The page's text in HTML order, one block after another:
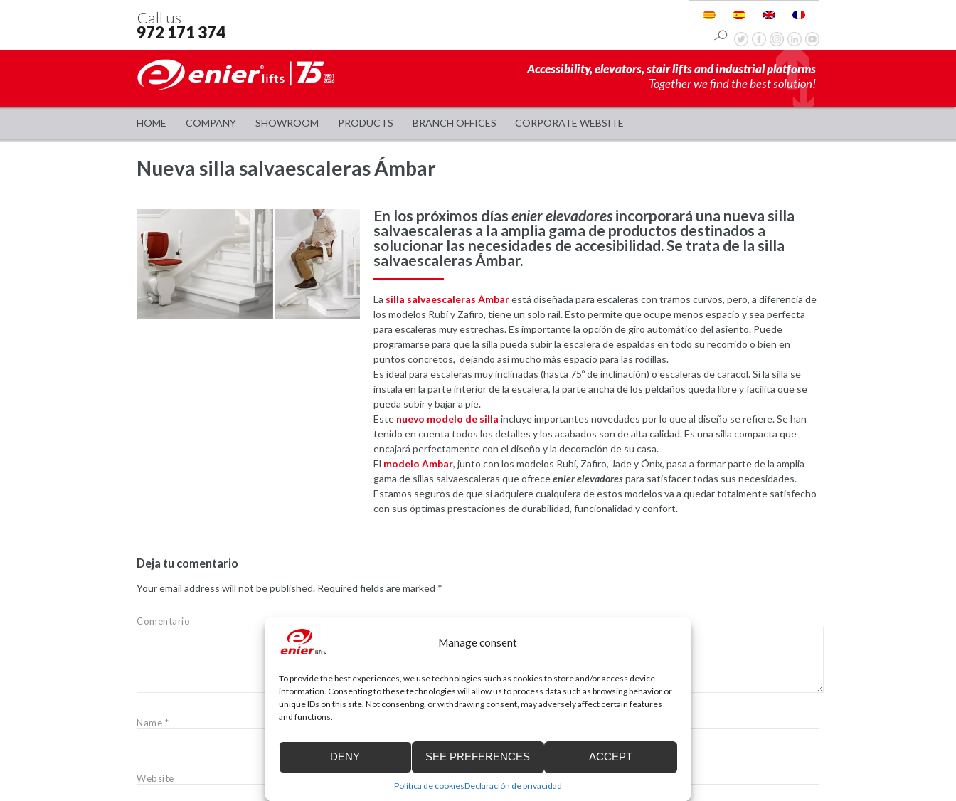
Manage consent
To provide the best experiences, we use technologies such as cookies to store and/or access device
information. Consenting to these technologies will allow us to process data such as browsing behavior or
unique IDs on this site. Not consenting, or withdrawing consent, may adversely affect certain features
and functions.
ACCEPT
DENY SEE PREFERENCES
Política de cookiesDeclaración de privacidad
Call us
972 171 374
Accessibility, elevators, stair lifts and industrial platforms
Together we find the best solution!
HOME COMPANY SHOWROOM PRODUCTS BRANCH OFFICES CORPORATE WEBSITE
Nueva silla salvaescaleras Ámbar
En los próximos días enier elevadoresincorporará una nueva silla
salvaescaleras a la amplia gama de productos destinados a
solucionar las necesidades de accesibilidad. Se trata de la silla
salvaescaleras Ámbar.
La silla salvaescaleras Ámbarestá diseñada para escaleras con tramos curvos, pero, a diferencia de
los modelos Rubí y Zafiro, tiene un solo raíl. Esto permite que ocupe menos espacio y sea perfecta
para escaleras muy estrechas. Es importante la opción de giro automático del asiento. Puede
programarse para que la silla pueda subir la escalera de espaldas en todo su recorrido o bien en
puntos concretos, dejando así mucho más espacio para las rodillas.
Es ideal para escaleras muy inclinadas (hasta 75º de inclinación) o escaleras de caracol. Si la silla se
instala en la parte interior de la escalera, la parte ancha de los peldaños queda libre y facilita que se
pueda subir y bajar a pie.
Este nuevo modelo de silla incluye importantes novedades por lo que al diseño se refiere. Se han
tenido en cuenta todos los detalles y los acabados son de alta calidad. Es una silla compacta que
encajará perfectamente con el diseño y la decoración de su casa.
El modelo Ambar, junto con los modelos Rubí, Zafiro, Jade y Ónix, pasa a formar parte de la amplia
gama de sillas salvaescaleras que ofreceenier elevadorespara satisfacer todas sus necesidades.
Estamos seguros de que si adquiere cualquiera de estos modelos va a quedar totalmente satisfecho
con sus óptimas prestaciones de durabilidad, funcionalidad y confort.
Deja tu comentario
Your email address will not be published. Required fields are marked *
Comentario
Name *
Website